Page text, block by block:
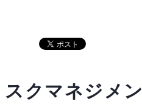
クマネジメン